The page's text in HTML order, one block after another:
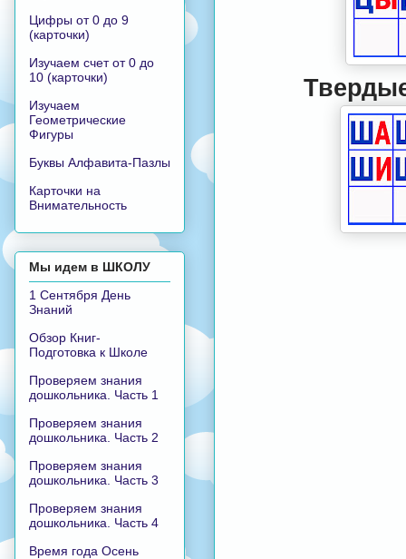
Цифры от 0 до 9
(карточки)
Изучаем счет от 0 до
10 (карточки)
Изучаем
Геометрические
Фигуры
Буквы Алфавита-Пазлы
Карточки на
Внимательность
Мы идем в ШКОЛУ
1 Сентября День
Знаний
Обзор Книг-
Подготовка к Школе
Проверяем знания
дошкольника. Часть 1
Проверяем знания
дошкольника. Часть 2
Проверяем знания
дошкольника. Часть 3
Проверяем знания
дошкольника. Часть 4
Время года Осень